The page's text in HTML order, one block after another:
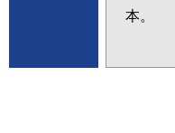
本。